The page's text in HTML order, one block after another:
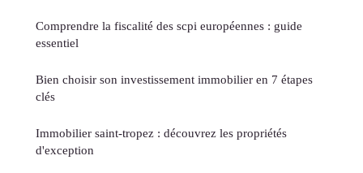
Comprendre la fiscalité des scpi européennes : guide
essentiel
Bien choisir son investissement immobilier en 7 étapes
clés
Immobilier saint-tropez : découvrez les propriétés
d'exception